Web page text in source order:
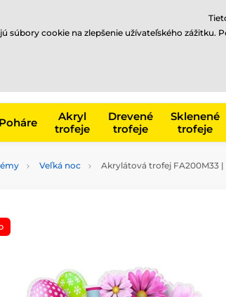
Poháre
Akryl
trofeje
Drevené
trofeje
Sklenené
trofeje
Veľká noc Akrylátová trofej FA200M33 |
súbory cookie na zlepšenie užívateľského